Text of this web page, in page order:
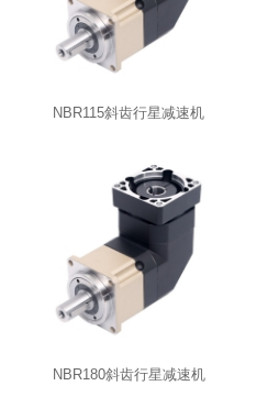
NBR115斜齿行星减速机
NBR180斜齿行星减速机